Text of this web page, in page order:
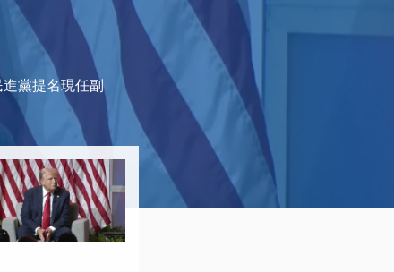
黨提名現任副